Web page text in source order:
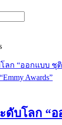
ดับโลก “